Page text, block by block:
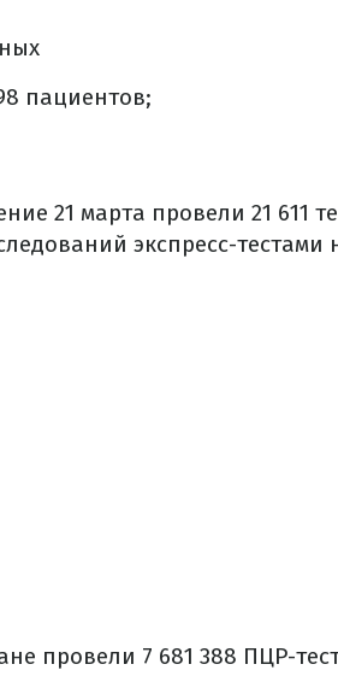
пациентов;
21 марта провели 21 611
экспресс-тестами
провели 7 681 388 ПЦР-